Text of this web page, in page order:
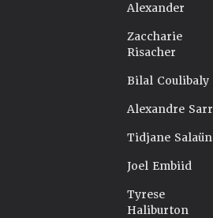
Alexander
Zaccharie
Risacher
Bilal Coulibaly
Alexandre Sarr
Tidjane Salaün
Joel Embiid
Tyrese
Haliburton